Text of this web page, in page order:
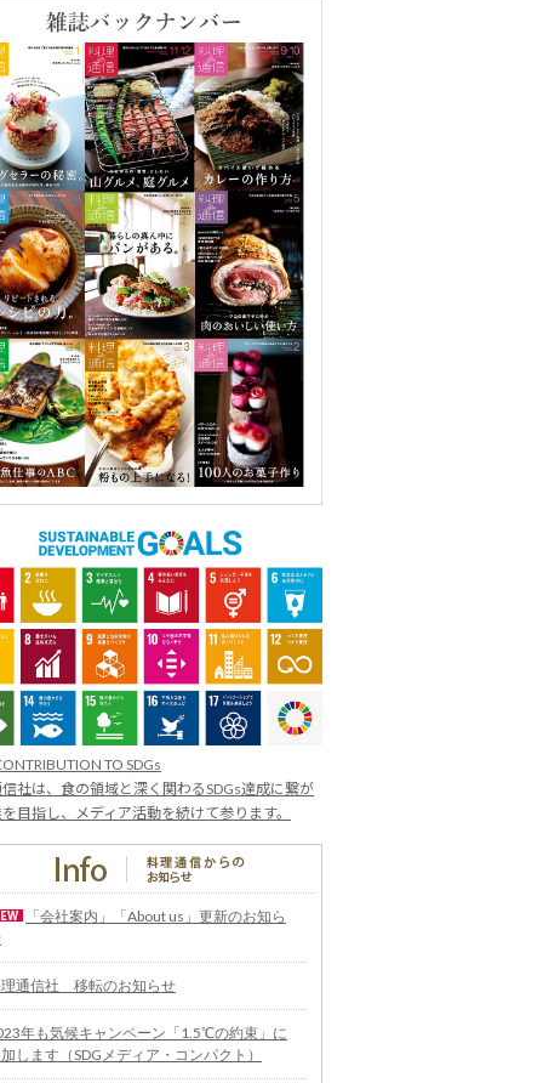
TO SDGs
社は、食の領域と深く関わるSDGs達成に繋が
目指し、メディア活動を続けて参ります。
「会社案内」「About us」更新のお知ら
通信社 移転のお知らせ
年も気候キャンペーン「1.5℃の約束」に
します（SDGメディア・コンパクト）